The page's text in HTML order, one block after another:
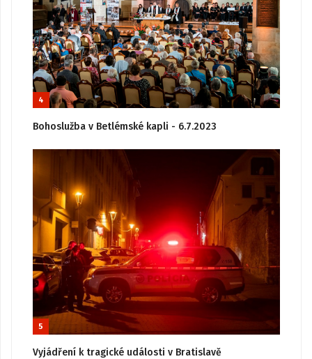
4
Bohoslužba v Betlémské kapli - 6.7.2023
5
Vyjádření k tragické události v Bratislavě